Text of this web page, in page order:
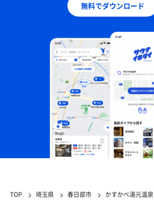
無料でダウンロード
TOP 埼玉県 春日部市 かすかべ湯元温泉